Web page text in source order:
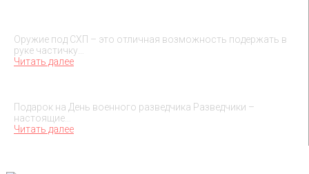
Оружие под СХП – это отличная возможность подержать в
руке частичку…
Читать далее
Подарок на День военного разведчика Разведчики –
настоящие…
Читать далее